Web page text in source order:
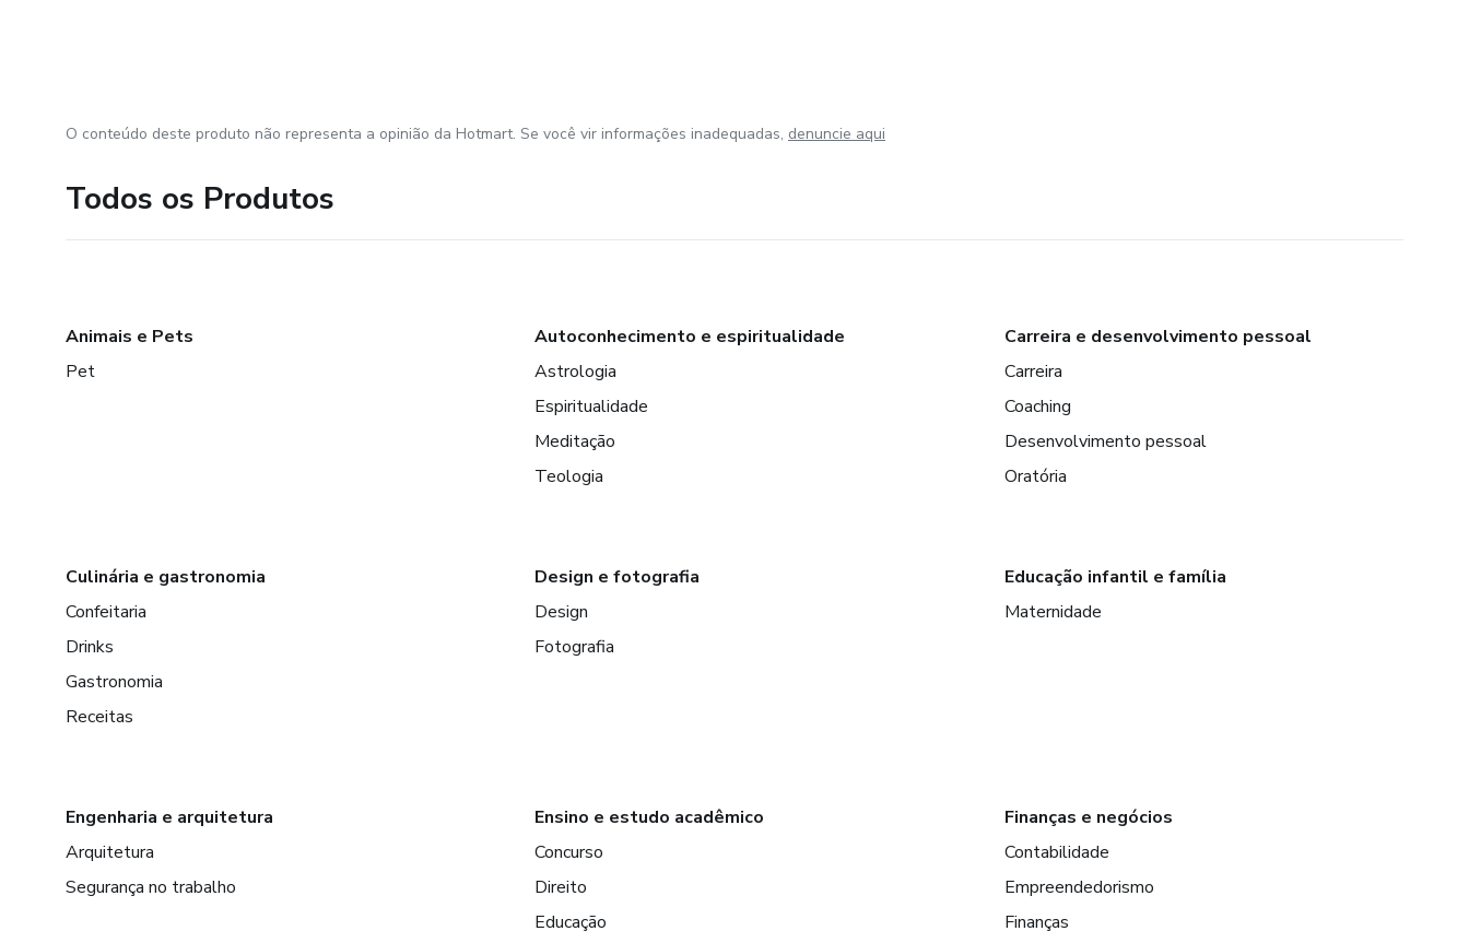
O conteúdo deste produto não representa a opinião da Hotmart. Se você vir informações inadequadas, denuncie aqui
Todos os Produtos
Animais e Pets
Pet
Autoconhecimento e espiritualidade
Astrologia
Espiritualidade
Meditação
Teologia
Carreira e desenvolvimento pessoal
Carreira
Coaching
Desenvolvimento pessoal
Oratória
Culinária e gastronomia
Confeitaria
Drinks
Gastronomia
Receitas
Design e fotografia
Design
Fotografia
Educação infantil e família
Maternidade
Engenharia e arquitetura
Arquitetura
Segurança no trabalho
Ensino e estudo acadêmico
Concurso
Direito
Educação
Finanças e negócios
Contabilidade
Empreendedorismo
Finanças